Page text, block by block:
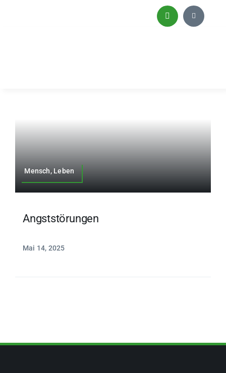
Mensch, Leben
Angststörungen
Mai 14, 2025